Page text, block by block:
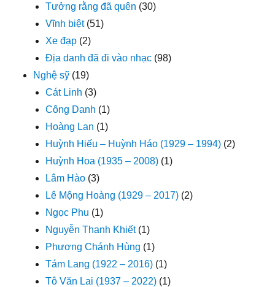
Tưởng rằng đã quên (30)
Vĩnh biệt(51)
Xe đạp (2)
Địa danh đã đi vào nhạc (98)
Nghệ sỹ (19)
Cát Linh (3)
Công Danh (1)
Hoàng Lan (1)
Huỳnh Hiếu – Huỳnh Háo (1929 – 1994) (2)
Huỳnh Hoa (1935 – 2008) (1)
Lâm Hào (3)
Lê Mộng Hoàng (1929 – 2017) (2)
Ngọc Phu (1)
Nguyễn Thanh Khiết(1)
Phương Chánh Hùng (1)
Tám Lang (1922 – 2016) (1)
Tô Văn Lai (1937 – 2022) (1)